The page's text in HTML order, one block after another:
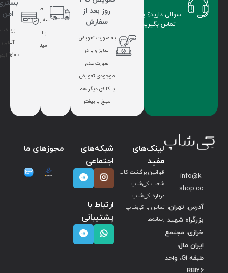
سوالی دارید؟ با ما
تماس بگیرید.
روز بعد از
سفارش
به صورت تعویض
سایز و یا در
صورت عدم
موجودی تعویض
با کالای دیگر هم
مبلغ یا بیشتر
برای
سفارشات
میلیون
امن
پرداخت
آنلاین
100% ایمن
info@k-
shop.co
آدرس: تهران،
بزرگراه شهید
خرازی، مجتمع
ایران مال،
طبقه G1، واحد
RB126
لینک‌های
مفید
قوانین برگشت کالا
شعب کی‌شاپ
درباره کی‌شاپ
تماس با کی‌شاپ
رسانه‌ها
شبکه‌های
اجتماعی
ارتباط با
پشتیبانی
مجوزهای ما